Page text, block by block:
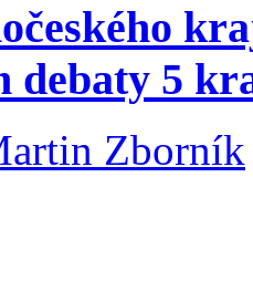
debaty 5
Zborník